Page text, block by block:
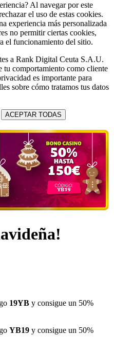
Al navegar por este
el uso de estas cookies.
experiencia más personalizada
no permitir ciertas cookies,
el funcionamiento del sitio.
a Rank Digital Ceuta S.A.U.
tu comportamiento como cliente
es importante para
sobre cómo tratamos tus datos
ACEPTAR TODAS
19YB y consigue un 50%
YB19 y consigue un 50%